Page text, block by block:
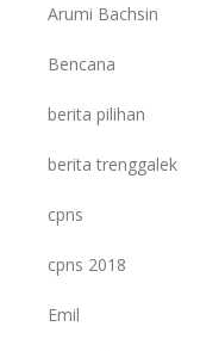
Arumi Bachsin
Bencana
berita pilihan
berita trenggalek
cpns
cpns 2018
Emil